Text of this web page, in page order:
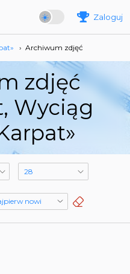
Zaloguj
› Archiwum zdjęć
zdjęć
Wyciąg